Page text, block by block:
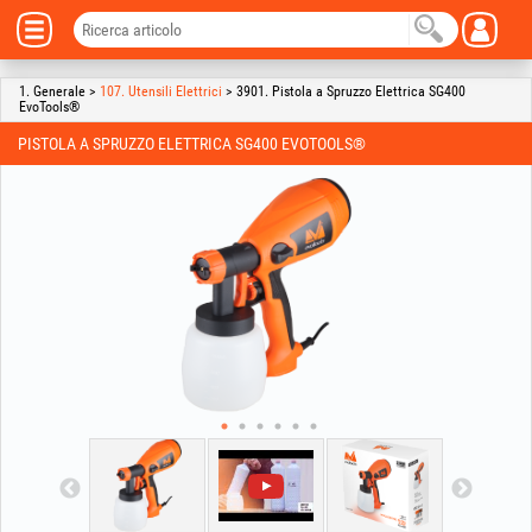
1. Generale > 107. Utensili Elettrici > 3901. Pistola a Spruzzo Elettrica SG400
EvoTools®
PISTOLA A SPRUZZO ELETTRICA SG400 EVOTOOLS®